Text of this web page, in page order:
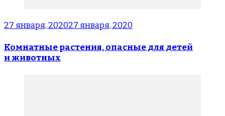
27 января, 202027 января, 2020
Комнатные растения, опасные для детей
и животных